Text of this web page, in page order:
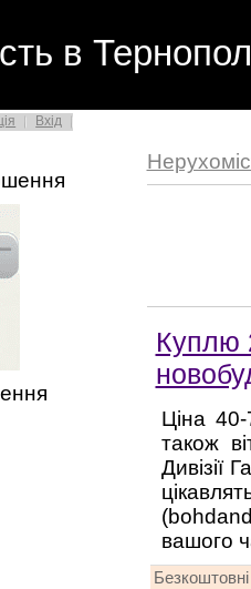
в
Вхід
Куплю
Ціна
також
Дивізії
вашого